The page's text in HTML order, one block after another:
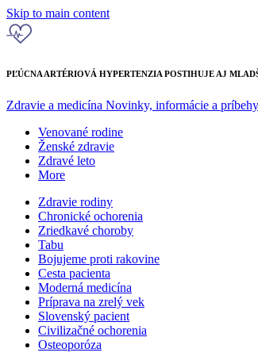
Skip to main content
PĽÚCNA ARTÉRIOVÁ HYPERTENZIA POSTIHUJE AJ
Zdravie a medicína Novinky, informácie a príbehy
Venované rodine
Ženské zdravie
Zdravé leto
More
Zdravie rodiny
Chronické ochorenia
Zriedkavé choroby
Tabu
Bojujeme proti rakovine
Cesta pacienta
Moderná medicína
Príprava na zrelý vek
Slovenský pacient
Civilizačné ochorenia
Osteoporóza